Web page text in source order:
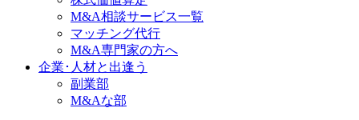
M&A相談サービス一覧
マッチング代行
M&A専門家の方へ
企業･人材と出逢う
副業部
M&Aな部